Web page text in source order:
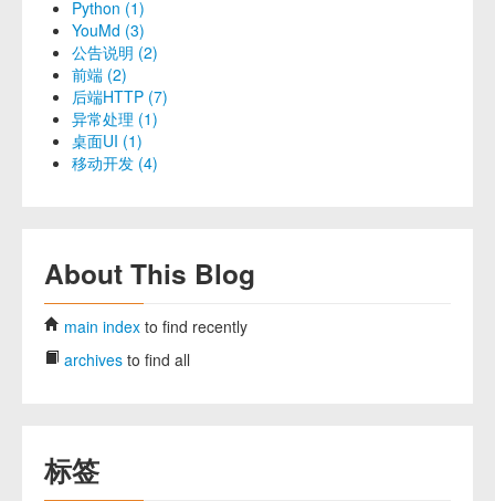
Python (1)
YouMd (3)
公告说明 (2)
前端 (2)
后端HTTP (7)
异常处理 (1)
桌面UI (1)
移动开发 (4)
About This Blog
main index to find recently
archives to find all
标签